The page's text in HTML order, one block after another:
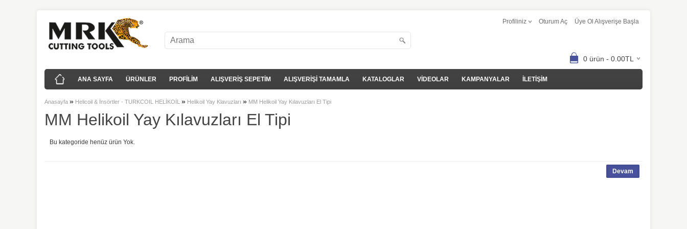
Profiliniz Oturum Aç Üye Ol Alışverişe Başla
0 ürün - 0.00TL
ANA SAYFA ÜRÜNLER PROFİLİM ALIŞVERİŞ SEPETİM ALIŞVERİŞİ TAMAMLA KATALOGLAR VİDEOLAR KAMPANYALAR İLETİŞİM
Anasayfa » Helicoil & İnsörtler - TURKCOIL HELİKOİL » Helikoil Yay Klavuzları » MM Helikoil Yay Kılavuzları El Tipi
MM Helikoil Yay Kılavuzları El Tipi
Bu kategoride henüz ürün Yok.
Devam